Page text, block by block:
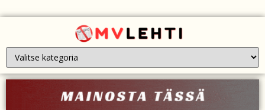
Iso-Britannia pysäytti Venäjän varjolaivaston öljytankkerin Englannin
kanaalissa – isku Putinin sotakassaan
Mies syytteessä, kun auto rysäytti läpi keilahallin seinän Derbyshiressä
New Yorkin NBA-mestaruusjuhlat riistäytyivät käsistä – teini ammuttiin